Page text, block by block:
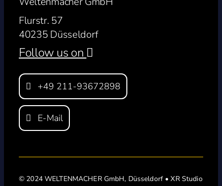
Flurstr. 57
40235 Düsseldorf
Follow us on
+49 211-93672898
E-Mail
© 2024 WELTENMACHER GmbH, Düsseldorf • XR Studio